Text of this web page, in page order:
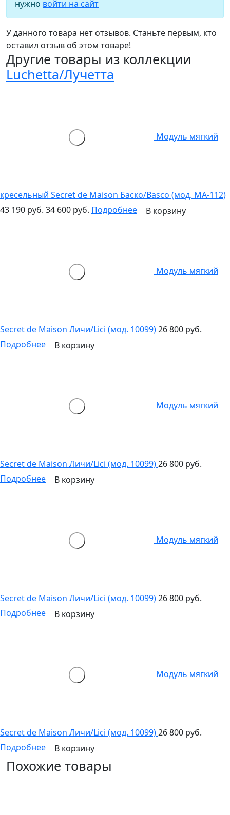
нужно войти на сайт
У данного товара нет отзывов. Станьте первым, кто
оставил отзыв об этом товаре!
Другие товары из коллекции
Luchetta/Лучетта
Модуль мягкий
кресельный Secret de Maison Баско/Basco (мод. MA-112)
43 190 руб. 34 600 руб. Подробнее В корзину
Модуль мягкий
Secret de Maison Личи/Lici (мод. 10099)26 800 руб.
Подробнее
В корзину
Модуль мягкий
Secret de Maison Личи/Lici (мод. 10099)26 800 руб.
Подробнее
В корзину
Модуль мягкий
Secret de Maison Личи/Lici (мод. 10099)26 800 руб.
Подробнее
В корзину
Модуль мягкий
Secret de Maison Личи/Lici (мод. 10099)26 800 руб.
Подробнее
В корзину
Похожие товары